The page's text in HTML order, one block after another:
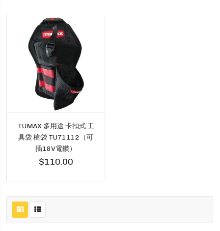
TUMAX 多用途 卡扣式 工
具袋 槍袋 TU71112（可
插18V電鑽）
$110.00